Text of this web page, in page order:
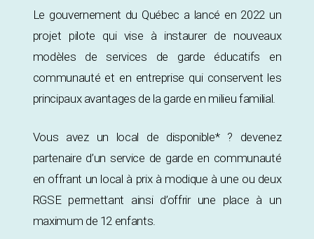
Le gouvernement du Québec a lancé en 2022 un
projet pilote qui vise à instaurer de nouveaux
modèles de services de garde éducatifs en
communauté et en entreprise qui conservent les
principaux avantages de la garde en milieu familial.
Vous avez un local de disponible* ? devenez
partenaire d’un service de garde en communauté
en offrant un local à prix à modique à une ou deux
RGSE permettant ainsi d’offrir une place à un
maximum de 12 enfants.